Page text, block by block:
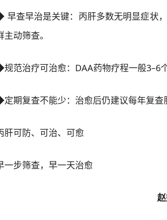
早治是关键：丙肝多数无明显症状，
动筛查。
治疗可治愈：DAA药物疗程一般3–6个
复查不能少：治愈后仍建议每年复查
可防、可治、可愈
步筛查，早一天治愈
赵